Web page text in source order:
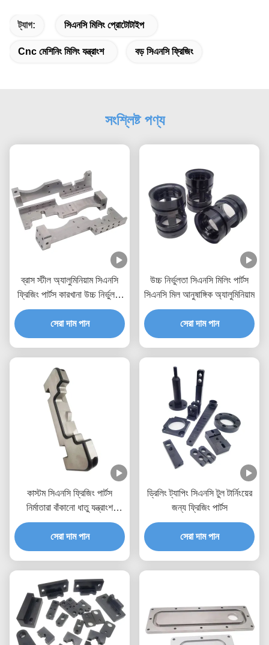
ট্যাগ: সিএনসি মিলিং প্রোটোটাইপ
Cnc মেশিনিং মিলিং যন্ত্রাংশ বড় সিএনসি ফ্রিজিং
সংশ্লিষ্ট পণ্য
ব্রাস স্টীল অ্যালুমিনিয়াম সিএনসি
ফ্রিজিং পার্টস কারখানা উচ্চ নির্ভুলতা
পরিধান অংশ
সেরা দাম পান
উচ্চ নির্ভুলতা সিএনসি মিলিং পার্টস
সিএনসি মিল আনুষাঙ্গিক অ্যালুমিনিয়াম
সেরা দাম পান
কাস্টম সিএনসি ফ্রিজিং পার্টস
নির্মাতারা বাঁকানো ধাতু যন্ত্রাংশ
সিএনসি মিল উপাদান
সেরা দাম পান
ড্রিলিং ট্যাপিং সিএনসি টুল টার্নিংয়ের
জন্য ফ্রিজিং পার্টস
সেরা দাম পান